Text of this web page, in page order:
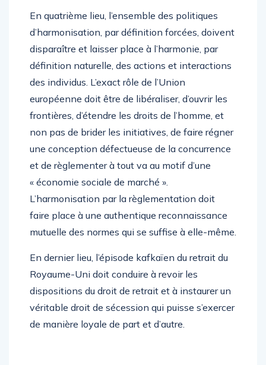
En quatrième lieu, l’ensemble des politiques
d’harmonisation, par définition forcées, doivent
disparaître et laisser place à l’harmonie, par
définition naturelle, des actions et interactions
des individus. L’exact rôle de l’Union
européenne doit être de libéraliser, d’ouvrir les
frontières, d’étendre les droits de l’homme, et
non pas de brider les initiatives, de faire régner
une conception défectueuse de la concurrence
et de règlementer à tout va au motif d’une
« économie sociale de marché ».
L’harmonisation par la règlementation doit
faire place à une authentique reconnaissance
mutuelle des normes qui se suffise à elle-même.
En dernier lieu, l’épisode kafkaïen du retrait du
Royaume-Uni doit conduire à revoir les
dispositions du droit de retrait et à instaurer un
véritable droit de sécession qui puisse s’exercer
de manière loyale de part et d’autre.